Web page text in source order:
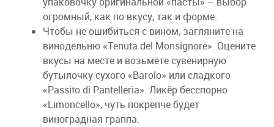
огромный, как по вкусу, так и форме.
Чтобы не ошибиться с вином, загляните на
винодельню «Tenuta del Monsignore». Оцените
вкусы на месте и возьмёте сувенирную
бутылочку сухого «Barolo» или сладкого
«Рassito di Pantelleria». Ликёр бесспорно
«Limoncello», чуть покрепче будет
виноградная граппа.